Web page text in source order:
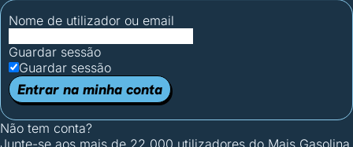
Nome de utilizador ou email
Guardar sessão
Guardar sessão
Entrar na minha conta
Não tem conta?
Junte-se aos mais de 22.000 utilizadores do Mais Gasolina